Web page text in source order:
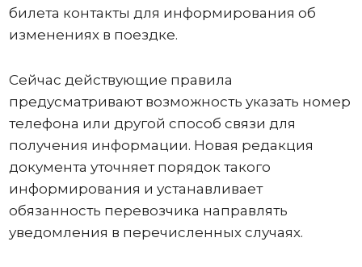
билета контакты для информирования об
изменениях в поездке.
Сейчас действующие правила
предусматривают возможность указать номер
телефона или другой способ связи для
получения информации. Новая редакция
документа уточняет порядок такого
информирования и устанавливает
обязанность перевозчика направлять
уведомления в перечисленных случаях.